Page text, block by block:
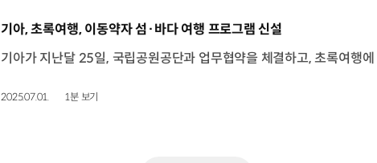
[동영상]
기아, 초록여행, 이동약자 섬·바다 여행 프로그램 신설
2025.07.01. 1분 보기